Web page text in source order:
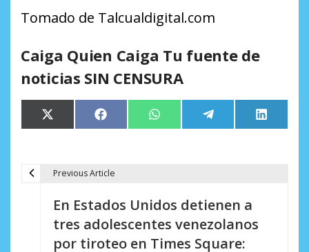
Tomado de Talcualdigital.com
Caiga Quien Caiga Tu fuente de
noticias SIN CENSURA
Compartir
en
X
(Twitter)
Compartir
en
Facebook Compartir
en
WhatsApp Compartir
en
Telegram
en
LinkedIn
Previous Article
En Estados Unidos detienen a
tres adolescentes venezolanos
por tiroteo en Times Square: